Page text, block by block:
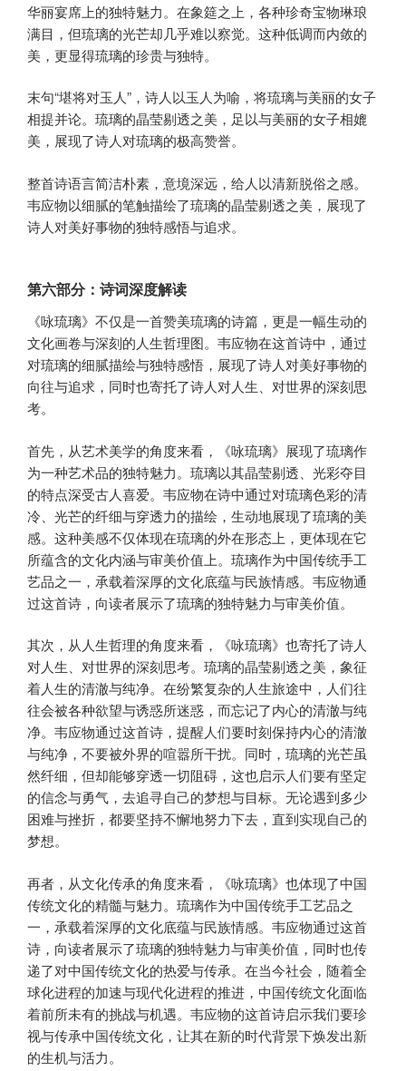
华丽宴席上的独特魅力。在象筵之上，各种珍奇宝物琳琅
满目，但琉璃的光芒却几乎难以察觉。这种低调而内敛的
美，更显得琉璃的珍贵与独特。
末句“堪将对玉人”，诗人以玉人为喻，将琉璃与美丽的女子
相提并论。琉璃的晶莹剔透之美，足以与美丽的女子相媲
美，展现了诗人对琉璃的极高赞誉。
整首诗语言简洁朴素，意境深远，给人以清新脱俗之感。
韦应物以细腻的笔触描绘了琉璃的晶莹剔透之美，展现了
诗人对美好事物的独特感悟与追求。
第六部分：诗词深度解读
《咏琉璃》不仅是一首赞美琉璃的诗篇，更是一幅生动的
文化画卷与深刻的人生哲理图。韦应物在这首诗中，通过
对琉璃的细腻描绘与独特感悟，展现了诗人对美好事物的
向往与追求，同时也寄托了诗人对人生、对世界的深刻思
考。
首先，从艺术美学的角度来看，《咏琉璃》展现了琉璃作
为一种艺术品的独特魅力。琉璃以其晶莹剔透、光彩夺目
的特点深受古人喜爱。韦应物在诗中通过对琉璃色彩的清
冷、光芒的纤细与穿透力的描绘，生动地展现了琉璃的美
感。这种美感不仅体现在琉璃的外在形态上，更体现在它
所蕴含的文化内涵与审美价值上。琉璃作为中国传统手工
艺品之一，承载着深厚的文化底蕴与民族情感。韦应物通
过这首诗，向读者展示了琉璃的独特魅力与审美价值。
其次，从人生哲理的角度来看，《咏琉璃》也寄托了诗人
对人生、对世界的深刻思考。琉璃的晶莹剔透之美，象征
着人生的清澈与纯净。在纷繁复杂的人生旅途中，人们往
往会被各种欲望与诱惑所迷惑，而忘记了内心的清澈与纯
净。韦应物通过这首诗，提醒人们要时刻保持内心的清澈
与纯净，不要被外界的喧嚣所干扰。同时，琉璃的光芒虽
然纤细，但却能够穿透一切阻碍，这也启示人们要有坚定
的信念与勇气，去追寻自己的梦想与目标。无论遇到多少
困难与挫折，都要坚持不懈地努力下去，直到实现自己的
梦想。
再者，从文化传承的角度来看，《咏琉璃》也体现了中国
传统文化的精髓与魅力。琉璃作为中国传统手工艺品之
一，承载着深厚的文化底蕴与民族情感。韦应物通过这首
诗，向读者展示了琉璃的独特魅力与审美价值，同时也传
递了对中国传统文化的热爱与传承。在当今社会，随着全
球化进程的加速与现代化进程的推进，中国传统文化面临
着前所未有的挑战与机遇。韦应物的这首诗启示我们要珍
视与传承中国传统文化，让其在新的时代背景下焕发出新
的生机与活力。